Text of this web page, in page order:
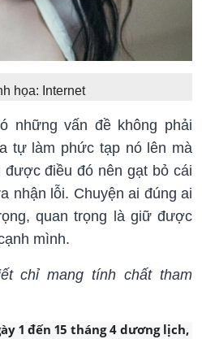
họa: Internet
những vấn đề không phải
tự làm phức tạp nó lên mà
được điều đó nên gạt bỏ cái
nhận lỗi. Chuyện ai đúng ai
quan trọng là giữ được
mình.
chỉ mang tính chất tham
1 đến 15 tháng 4 dương lịch,